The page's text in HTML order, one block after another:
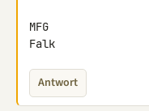
MFG
Falk
Antwort